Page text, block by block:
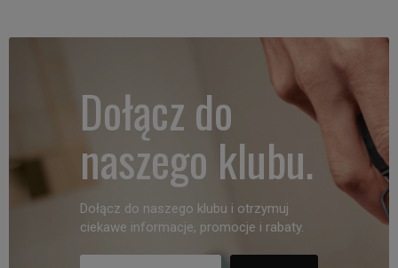
Dołącz do
naszego klubu.
Dołącz do naszego klubu i otrzymuj
ciekawe informacje, promocje i rabaty.